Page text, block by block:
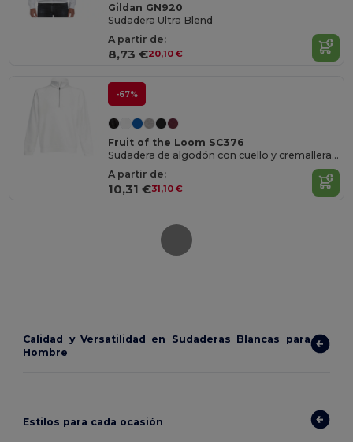
Gildan GN920
Sudadera Ultra Blend
A partir de:
8,73 €20,10 €
-67%
Fruit of the Loom SC376
Sudadera de algodón con cuello y cremallera para hombre
A partir de:
10,31 €31,10 €
Calidad y Versatilidad en Sudaderas Blancas para
Hombre
Estilos para cada ocasión